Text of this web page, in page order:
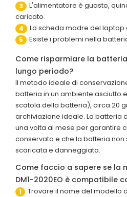
3
L'alimentatore è guasto,
caricato.
4 La scheda madre del laptop
5 Esiste i problemi nella
Come risparmiare la
lungo periodo?
Il metodo ideale di
batteria in un ambiente asciutto
scatola della batteria), circa 20
archiviazione ideale. La batteria
una volta al mese per garantire
conservata e che la batteria
scaricata e danneggiata.
Come faccio a sapere se la
DM1-2020EO è compatibile
1
Trovare il nome del modello